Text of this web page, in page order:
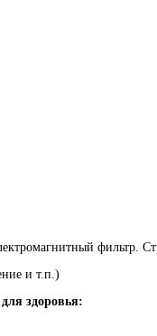
фильтр.
и т.п.)
здоровья: